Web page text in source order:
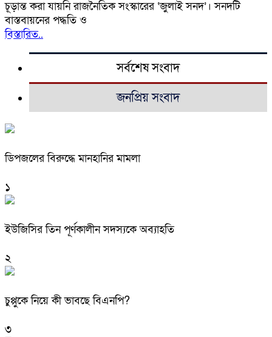
চূড়ান্ত করা যায়নি রাজনৈতিক সংস্কারের ‘জুলাই সনদ’। সনদটি
বাস্তবায়নের পদ্ধতি ও
বিস্তারিত..
সর্বশেষ সংবাদ
জনপ্রিয় সংবাদ
ডিপজলের বিরুদ্ধে মানহানির মামলা
১
ইউজিসির তিন পূর্ণকালীন সদস্যকে অব্যাহতি
২
চুপ্পুকে নিয়ে কী ভাবছে বিএনপি?
৩